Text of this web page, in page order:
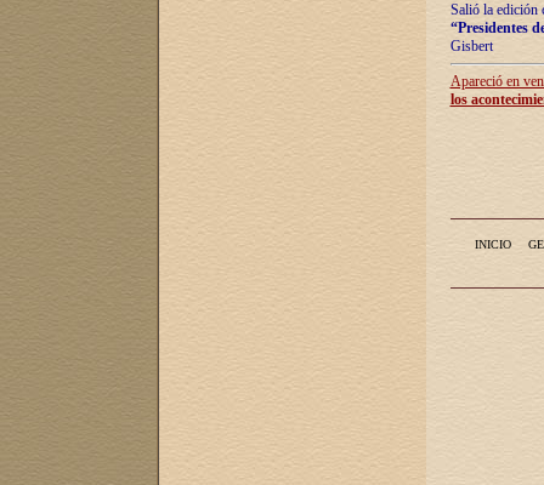
Salió la edición
“Presidentes
Gisbert
Apareció en
los
INICIO